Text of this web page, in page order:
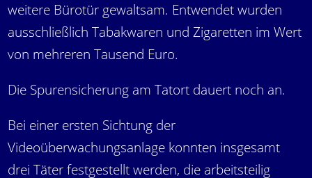
weitere Bürotür gewaltsam. Entwendet wurden
ausschließlich Tabakwaren und Zigaretten im Wert
von mehreren Tausend Euro.
Die Spurensicherung am Tatort dauert noch an.
Bei einer ersten Sichtung der
Videoüberwachungsanlage konnten insgesamt
drei Täter festgestellt werden, die arbeitsteilig